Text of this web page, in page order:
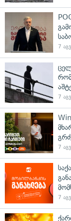
7
7
7
7